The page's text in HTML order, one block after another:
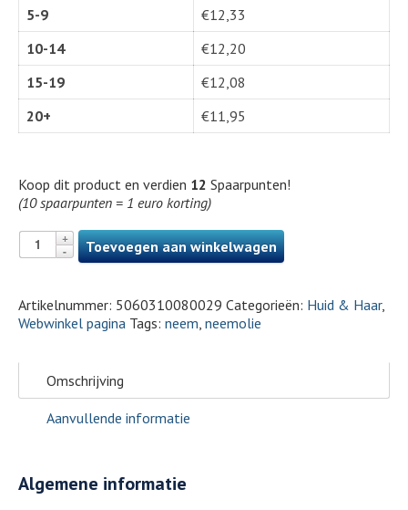
5-9
€12,33
10-14
€12,20
15-19
€12,08
20+
€11,95
Koop dit product en verdien 12 Spaarpunten!
(10 spaarpunten = 1 euro korting)
Toevoegen aan winkelwagen
Artikelnummer: 5060310080029 Categorieën: Huid & Haar,
Webwinkel pagina Tags: neem neemolie
Omschrijving
Aanvullende informatie
Algemene informatie